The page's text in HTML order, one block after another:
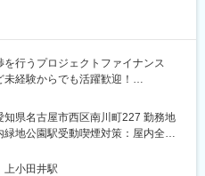
当と密接に連携しながら業務を推
紹介型営業のため、飛び込みやテ
センティブ制度を導入しており、
ごとに支給され、継続的な収入形成
、主任職平均120万円、係長職平
行うプロジェクトファイナンス
経験からでも活躍歓迎！
以下を担当します。採用背景とし
財務専任で行動できるかたを求めて
知県名古屋市西区南川町227 勤務地
地公園駅受動喫煙対策：屋内全面
事業所
上小田井駅